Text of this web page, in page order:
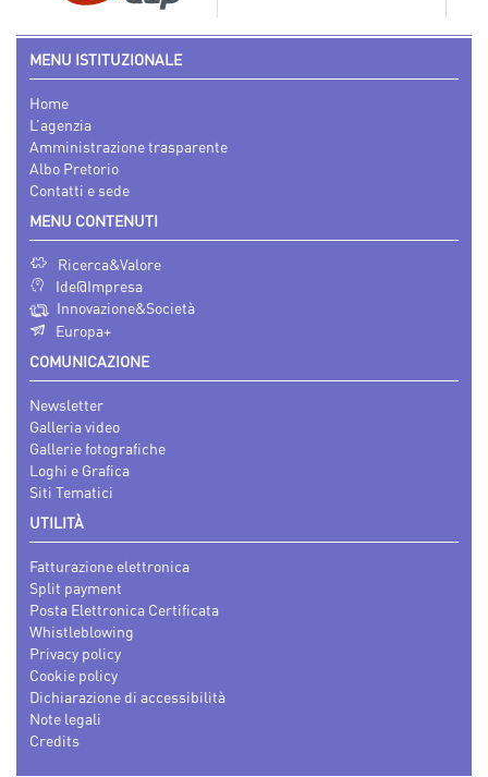
MENU ISTITUZIONALE
Home
L’agenzia
Amministrazione trasparente
Albo Pretorio
Contatti e sede
MENU CONTENUTI
Ricerca&Valore
Ide@Impresa
Innovazione&Società
Europa+
COMUNICAZIONE
Newsletter
Galleria video
Gallerie fotografiche
Loghi e Grafica
Siti Tematici
UTILITÀ
Fatturazione elettronica
Split payment
Posta Elettronica Certificata
Whistleblowing
Privacy policy
Cookie policy
Dichiarazione di accessibilità
Note legali
Credits